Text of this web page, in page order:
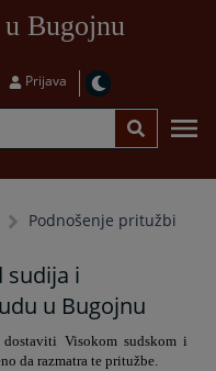
Bugojnu
Prijava
Podnošenje pritužbi
sudija i
u Bugojnu
Visokom sudskom i
da razmatra te pritužbe.